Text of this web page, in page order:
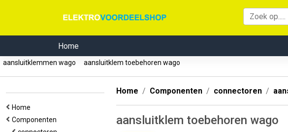
Home
aansluitklemmen wago aansluitklem toebehoren wago
Home
Componenten
Home Componenten connectoren
aansluitklem toebehoren wago